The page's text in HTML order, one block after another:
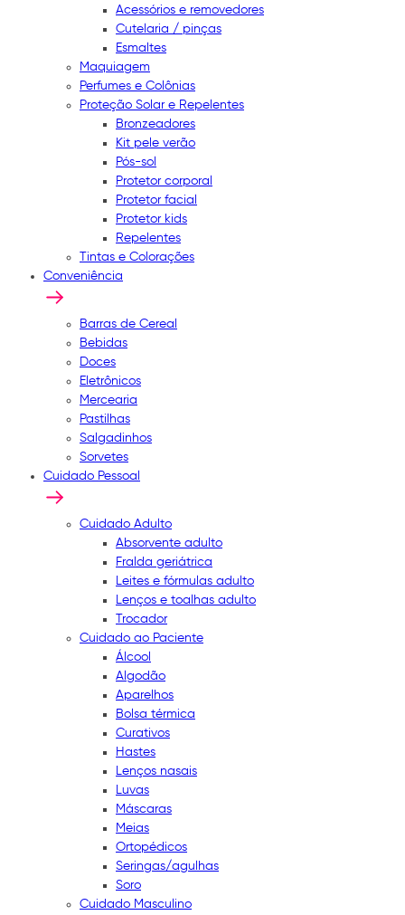
Acessórios e removedores
Cutelaria / pinças
Esmaltes
Maquiagem
Perfumes e Colônias
Proteção Solar e Repelentes
Bronzeadores
Kit pele verão
Pós-sol
Protetor corporal
Protetor facial
Protetor kids
Repelentes
Tintas e Colorações
Conveniência
Barras de Cereal
Bebidas
Doces
Eletrônicos
Mercearia
Pastilhas
Salgadinhos
Sorvetes
Cuidado Pessoal
Cuidado Adulto
Absorvente adulto
Fralda geriátrica
Leites e fórmulas adulto
Lenços e toalhas adulto
Trocador
Cuidado ao Paciente
Álcool
Algodão
Aparelhos
Bolsa térmica
Curativos
Hastes
Lenços nasais
Luvas
Máscaras
Meias
Ortopédicos
Seringas/agulhas
Soro
Cuidado Masculino